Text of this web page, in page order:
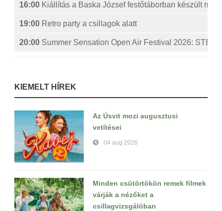
16:00 Kiállítás a Baska József festőtáborban készült
19:00 Retro party a csillagok alatt
20:00 Summer Sensation Open Air Festival 2026:
KIEMELT HÍREK
Az Úsvit mozi augusztusi
vetítései
04 aug 2026
Minden csütörtökön remek filmek
várják a nézőket a
csillagvizsgálóban